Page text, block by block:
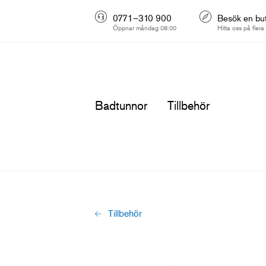
Badtunnor Tillbehör
0771–310 900
Öppnar måndag 08:00
Besök en
Hitta oss på flera
Tillbehör